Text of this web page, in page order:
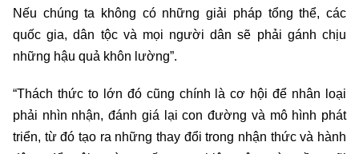
Nếu chúng ta không có những giải pháp tổng thể, các
quốc gia, dân tộc và mọi người dân sẽ phải gánh chịu
những hậu quả khôn lường”.
“Thách thức to lớn đó cũng chính là cơ hội để nhân loại
phải nhìn nhận, đánh giá lại con đường và mô hình phát
triển, từ đó tạo ra những thay đổi trong nhận thức và hành